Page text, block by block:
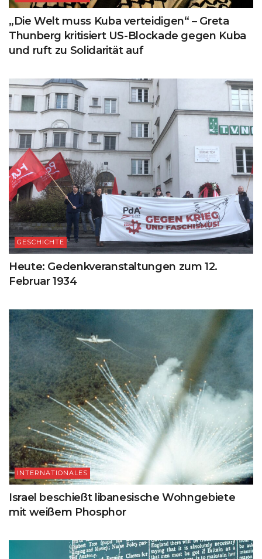
„Die Welt muss Kuba verteidigen“ – Greta
Thunberg kritisiert US-Blockade gegen Kuba
und ruft zu Solidarität auf
GESCHICHTE
Heute: Gedenkveranstaltungen zum 12.
Februar 1934
INTERNATIONALES
Israel beschießt libanesische Wohngebiete
mit weißem Phosphor